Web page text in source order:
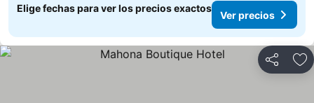
Elige fechas para ver los precios exactos
Ver precios
Compartir